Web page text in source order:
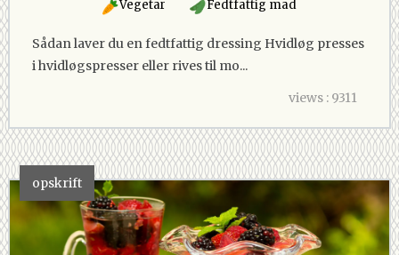
Vegetar Fedtfattig mad
Sådan laver du en fedtfattig dressing Hvidløg presses
i hvidløgspresser eller rives til mo...
views : 9311
opskrift